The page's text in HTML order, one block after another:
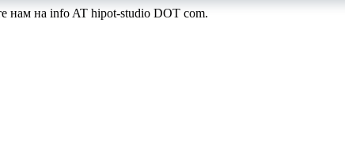
нам на info AT hipot-studio DOT com.